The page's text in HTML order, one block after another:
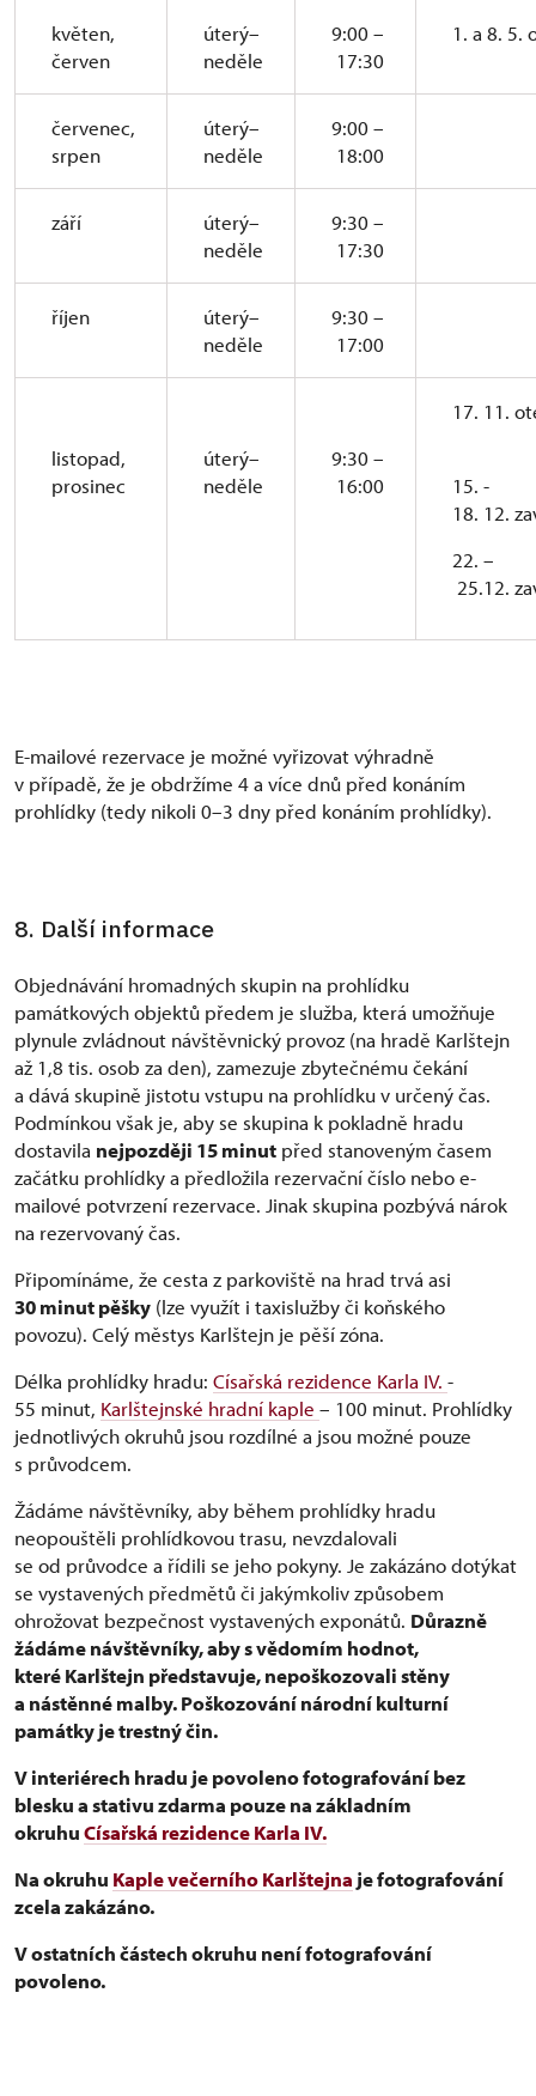
květen,
červen
úterý–
neděle
9:00 –
17:30
1. a 8. 5.
červenec,
srpen
úterý–
neděle
9:00 –
18:00
září
úterý–
neděle
9:30 –
17:30
říjen
úterý–
neděle
9:30 –
17:00
listopad,
prosinec
úterý–
neděle
9:30 –
16:00
17. 11.
15. -
18. 12.
22. –
25.12.
E-mailové rezervace je možné vyřizovat výhradně
v případě, že je obdržíme 4 a více dnů před konáním
prohlídky (tedy nikoli 0–3 dny před konáním prohlídky).
8. Další informace
Objednávání hromadných skupin na prohlídku
památkových objektů předem je služba, která umožňuje
plynule zvládnout návštěvnický provoz (na hradě Karlštejn
až 1,8 tis. osob za den), zamezuje zbytečnému čekání
a dává skupině jistotu vstupu na prohlídku v určený čas.
Podmínkou však je, aby se skupina k pokladně hradu
dostavila nejpozději 15 minut před stanoveným časem
začátku prohlídky a předložila rezervační číslo nebo e-
mailové potvrzení rezervace. Jinak skupina pozbývá nárok
na rezervovaný čas.
Připomínáme, že cesta z parkoviště na hrad trvá asi
30 minut pěšky (lze využít i taxislužby či koňského
povozu). Celý městys Karlštejn je pěší zóna.
Délka prohlídky hradu: Císařská rezidence Karla IV. -
55 minut, Karlštejnské hradní kaple – 100 minut. Prohlídky
jednotlivých okruhů jsou rozdílné a jsou možné pouze
s průvodcem.
Žádáme návštěvníky, aby během prohlídky hradu
neopouštěli prohlídkovou trasu, nevzdalovali
se od průvodce a řídili se jeho pokyny. Je zakázáno dotýkat
se vystavených předmětů či jakýmkoliv způsobem
ohrožovat bezpečnost vystavených exponátů. Důrazně
žádáme návštěvníky, aby s vědomím hodnot,
které Karlštejn představuje, nepoškozovali stěny
a nástěnné malby. Poškozování národní kulturní
památky je trestný čin.
V interiérech hradu je povoleno fotografování bez
blesku a stativu zdarma pouze na základním
okruhuCísařská rezidence Karla IV.
Na okruhu Kaple večerního Karlštejna je fotografování
zcela zakázáno.
V ostatních částech okruhu není fotografování
povoleno.